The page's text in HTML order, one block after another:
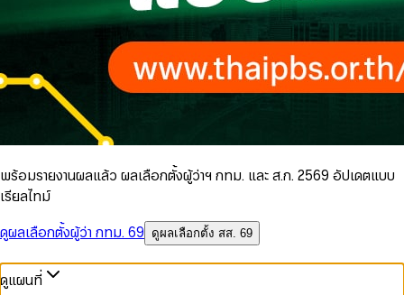
พร้อมรายงานผลแล้ว ผลเลือกตั้งผู้ว่าฯ กทม. และ ส.ก. 2569 อัปเดตแบบ
เรียลไทม์
ดูผลเลือกตั้งผู้ว่า กทม. 69
ดูผลเลือกตั้ง สส. 69
ดูแผนที่